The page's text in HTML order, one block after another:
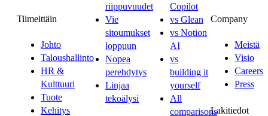
Tiimeittäin
Johto
Taloushallinto
HR &
Kulttuuri
Tuote
Kehitys
riippuvuudet
Vie
sitoumukset
loppuun
Nopea
perehdytys
Linjaa
tekoälysi
Copilot
vs Glean
vs Notion
AI
vs
building it
yourself
All
comparisons
Company
Meistä
Visio
Careers
Press
Lakitiedot